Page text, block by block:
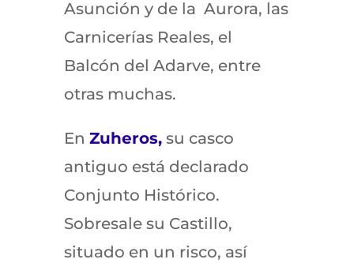
Asunción y de la Aurora, las
Carnicerías Reales, el
Balcón del Adarve, entre
otras muchas.
En Zuheros,su casco
antiguo está declarado
Conjunto Histórico.
Sobresale su Castillo,
situado en un risco, así